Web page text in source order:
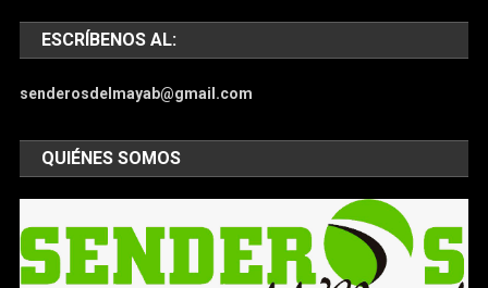
ESCRÍBENOS AL:
senderosdelmayab@gmail.com
QUIÉNES SOMOS